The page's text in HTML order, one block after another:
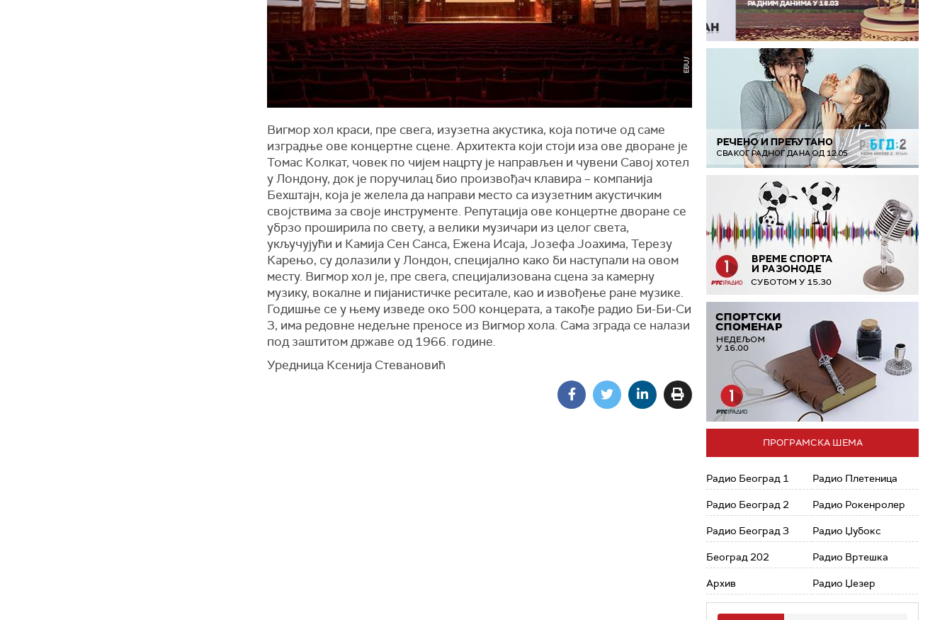
Вигмор хол краси, пре свега, изузетна акустика, која потиче од саме
изградње ове концертне сцене. Архитекта који стоји иза ове дворане је
Томас Колкат, човек по чијем нацрту је направљен и чувени Савој хотел
у Лондону, док је поручилац био произвођач клавира – компанија
Бехштајн, која је желела да направи место са изузетним акустичким
својствима за своје инструменте. Репутација ове концертне дворане се
убрзо проширила по свету, а велики музичари из целог света,
укључујући и Камија Сен Санса, Ежена Исаја, Јозефа Јоахима, Терезу
Карењо, су долазили у Лондон, специјално како би наступали на овом
месту. Вигмор хол је, пре свега, специјализована сцена за камерну
музику, вокалне и пијанистичке реситале, као и извођење ране музике.
Годишње се у њему изведе око 500 концерата, а такође радио Би-Би-Си
3, има редовне недељне преносе из Вигмор хола. Сама зграда се налази
под заштитом државе од 1966. године.
Уредница Ксенија Стевановић
ПРОГРАМСКА ШЕМА
Радио Београд 1
Радио Београд 2
Радио Београд 3
Београд 202
Архив
Радио Плетеница
Радио Рокенролер
Радио Џубокс
Радио Вртешка
Радио Џезер